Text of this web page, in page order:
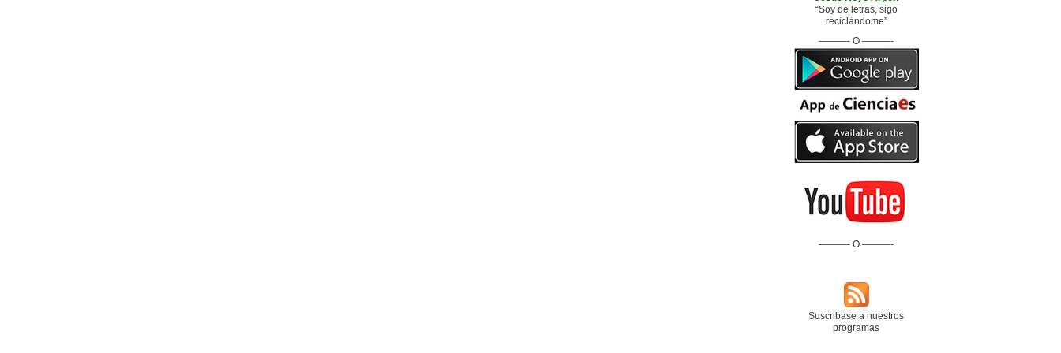
“Soy de letras, sigo
reciclándome”
———- O ———-
———- O ———-
Suscribase a nuestros
programas